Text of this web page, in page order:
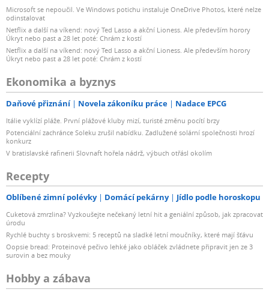
Microsoft se nepoučil. Ve Windows potichu instaluje OneDrive Photos, které nelze
odinstalovat
Netflix a další na víkend: nový Ted Lasso a akční Lioness. Ale především horory
Úkryt nebo past a 28 let poté: Chrám z kostí
Netflix a další na víkend: nový Ted Lasso a akční Lioness. Ale především horory
Úkryt nebo past a 28 let poté: Chrám z kostí
Ekonomika a byznys
Daňové přiznání Novela zákoníku práce Nadace EPCG
Itálie vyklízí pláže. První plážové kluby mizí, turisté změnu pocítí brzy
Potenciální zachránce Soleku zrušil nabídku. Zadlužené solární společnosti hrozí
konkurz
V bratislavské rafinerii Slovnaft hořela nádrž, výbuch otřásl okolím
Recepty
Oblíbené zimní polévky Domácí pekárny Jídlo podle horoskopu
Cuketová zmrzlina? Vyzkoušejte nečekaný letní hit a geniální způsob, jak zpracovat
úrodu
Rychlé buchty s broskvemi: 5 receptů na sladké letní moučníky, které mají šťávu
Oopsie bread: Proteinové pečivo lehké jako obláček zvládnete připravit jen ze 3
surovin a bez mouky
Hobby a zábava